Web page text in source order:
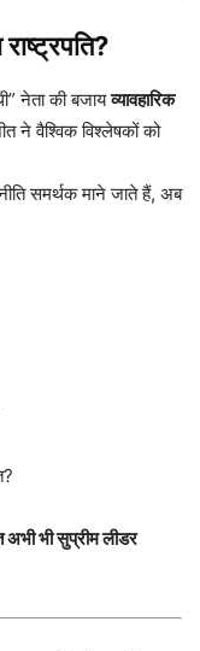
नेता की बजायव्यावहारिक
ने वैश्विक विश्लेषकों को
समर्थक माने जाते हैं, अब
अभी भी सुप्रीम लीडर